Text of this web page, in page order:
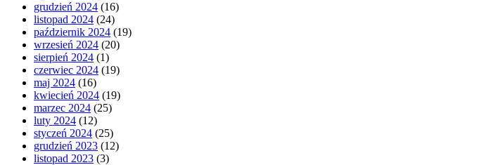
grudzień 2024 (16)
listopad 2024 (24)
październik 2024 (19)
wrzesień 2024 (20)
sierpień 2024 (1)
czerwiec 2024 (19)
maj 2024 (16)
kwiecień 2024 (19)
marzec 2024 (25)
luty 2024 (12)
styczeń 2024 (25)
grudzień 2023 (12)
listopad 2023 (3)